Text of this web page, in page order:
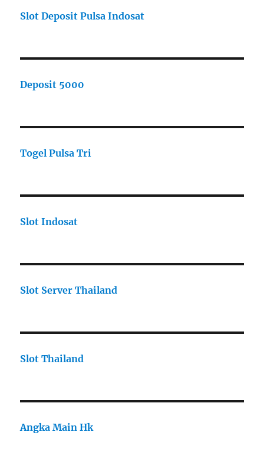
Slot Deposit Pulsa Indosat
Deposit 5000
Togel Pulsa Tri
Slot Indosat
Slot Server Thailand
Slot Thailand
Angka Main Hk